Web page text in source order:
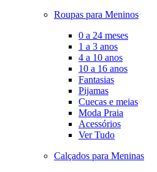
Roupas para Meninos
0 a 24 meses
1 a 3 anos
4 a 10 anos
10 a 16 anos
Fantasias
Pijamas
Cuecas e meias
Moda Praia
Acessórios
Ver Tudo
Calçados para Meninas